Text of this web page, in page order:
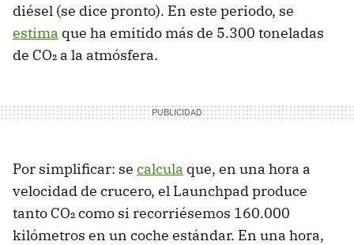
diésel (se dice pronto). En este periodo, se
estima que ha emitido más de 5.300 toneladas
de CO₂ a la atmósfera.
Por simplificar: se calcula que, en una hora a
velocidad de crucero, el Launchpad produce
tanto CO₂ como si recorriésemos 160.000
kilómetros en un coche estándar. En una hora,